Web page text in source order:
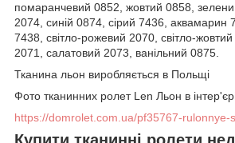
помаранчевий 0852, жовтий 0858,
2074, синій 0874, сірий 7436, аквамарин
7438, світло-рожевий 2070, світло-
2071, салатовий 2073, ванільний 0875.
Тканина льон виробляється в Польщі
Фото тканинних ролет Len Льон в
https://domrolet.com.ua/pf35767-rulonnye-